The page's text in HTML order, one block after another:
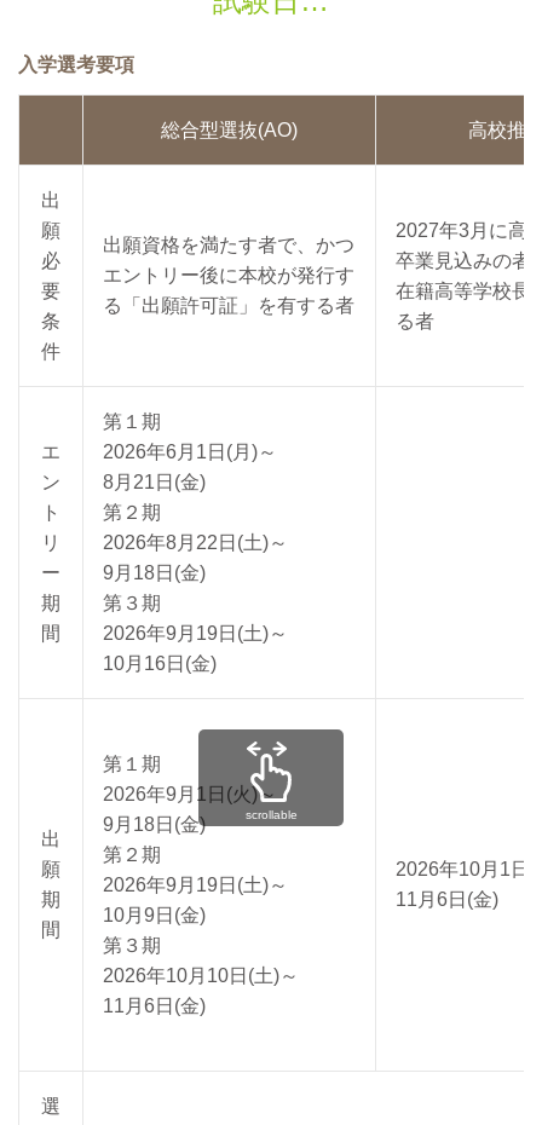
入学選考要項
総合型選抜(AO) 高校推
出
願
必
要
条
件
出願資格を満たす者で、かつ
エントリー後に本校が発行す
る「出願許可証」を有する者
2027年3月に高
卒業見込みの者
在籍高等学校長
る者
エ
ン
ト
リ
ー
期
間
第１期
2026年6月1日(月)～
8月21日(金)
第２期
2026年8月22日(土)～
9月18日(金)
第３期
2026年9月19日(土)～
10月16日(金)
出
願
期
間
第１期
2026年9月1日(火)～
9月18日(金)
第２期
2026年9月19日(土)～
10月9日(金)
第３期
2026年10月10日(土)～
11月6日(金)
2026年10月1日(
11月6日(金)
選
scrollable